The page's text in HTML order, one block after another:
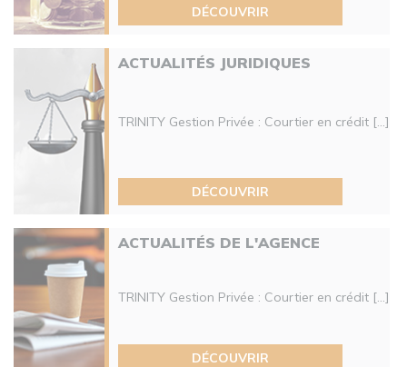
DÉCOUVRIR
ACTUALITÉS JURIDIQUES
TRINITY Gestion Privée : Courtier en crédit [...]
DÉCOUVRIR
ACTUALITÉS DE L'AGENCE
TRINITY Gestion Privée : Courtier en crédit [...]
DÉCOUVRIR